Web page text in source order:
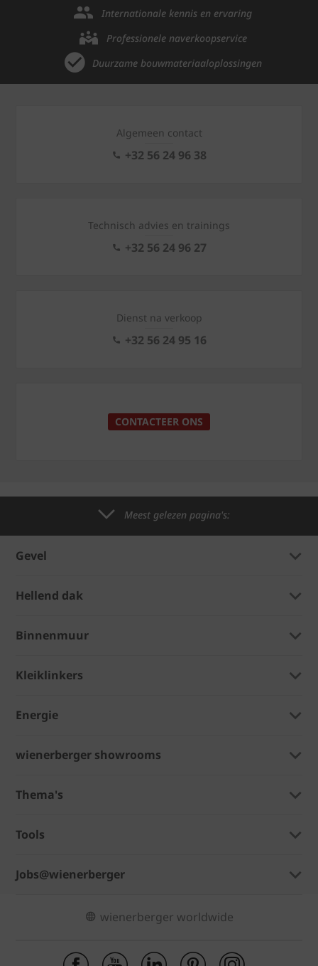
Internationale kennis en ervaring
Professionele naverkoopservice
Duurzame bouwmateriaaloplossingen
Algemeen contact
+32 56 24 96 38
Technisch advies en trainings
+32 56 24 96 27
Dienst na verkoop
+32 56 24 95 16
CONTACTEER ONS
Meest gelezen pagina's:
Gevel
Hellend dak
Binnenmuur
Kleiklinkers
Energie
wienerberger showrooms
Thema's
Tools
Jobs@wienerberger
wienerberger worldwide